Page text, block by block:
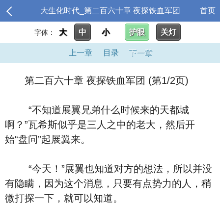
大生化时代_第二百六十章 夜探铁血军团 首页
字体： 大 中 小 护眼 关灯
上一章 目录 下一章
第二百六十章 夜探铁血军团 (第1/2页)
“不知道展翼兄弟什么时候来的天都城
啊？”瓦希斯似乎是三人之中的老大，然后开
始“盘问”起展翼来。
“今天！”展翼也知道对方的想法，所以并没
有隐瞒，因为这个消息，只要有点势力的人，稍
微打探一下，就可以知道。